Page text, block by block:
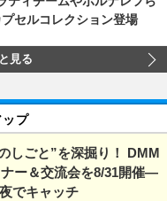
セルコレクション登場
見る
ップ
しごと”を深掘り！ DMM
ー＆交流会を8/31開催―
でキャッチ